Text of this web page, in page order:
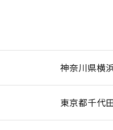
神奈川県横
東京都千代